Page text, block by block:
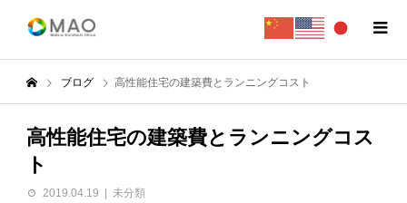
ブログ 高性能住宅の建築費とランニングコスト
高性能住宅の建築費とランニングコス
ト
2019.04.19 未分類